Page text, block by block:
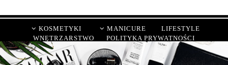
KOSMETYKI MANICURE
LIFESTYLE
WNĘTRZARSTWO
POLITYKA PRYWATNOŚCI